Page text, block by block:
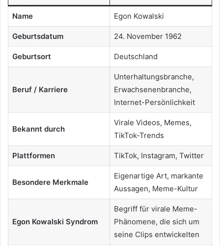
Name Egon Kowalski
Geburtsdatum 24. November 1962
Geburtsort Deutschland
Beruf / Karriere
Unterhaltungsbranche,
Erwachsenenbranche,
Internet-Persönlichkeit
Bekannt durch
Virale Videos, Memes,
TikTok-Trends
Plattformen TikTok, Instagram, Twitter
Besondere Merkmale
Eigenartige Art, markante
Aussagen, Meme-Kultur
Egon Kowalski Syndrom
Begriff für virale Meme-
Phänomene, die sich um
seine Clips entwickelten